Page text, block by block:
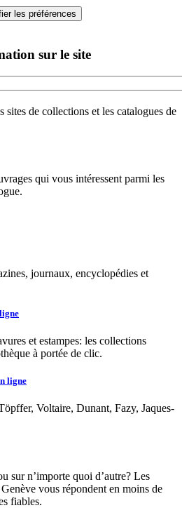
les préférences
sur le site
sites de collections et les catalogues de
qui vous intéressent parmi les
journaux, encyclopédies et
et estampes: les collections
à portée de clic.
ligne
Voltaire, Dunant, Fazy, Jaques-
sur n’importe quoi d’autre? Les
vous répondent en moins de
fiables.